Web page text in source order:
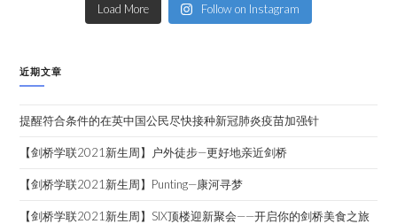
Load More Follow on Instagram
近期文章
提醒符合条件的在英中国公民尽快接种新冠肺炎疫苗加强针
【剑桥学联2021新生周】户外徒步—更好地亲近剑桥
【剑桥学联2021新生周】Punting—康河寻梦
【剑桥学联2021新生周】SIX顶楼迎新聚会——开启你的剑桥美食之旅